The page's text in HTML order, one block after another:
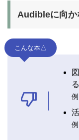
Audibleに向か
こんな本△